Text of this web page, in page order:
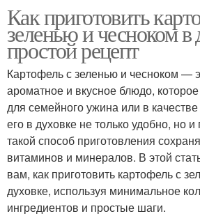
Как приготовить
зеленью и чесноком в
простой рецепт
Картофель с зеленью и чесноком —
ароматное и вкусное блюдо,
для семейного ужина или в
его в духовке не только удобно, но и
такой способ приготовления
витаминов и минералов. В этой
вам, как приготовить картофель с
духовке, используя минимальное
ингредиентов и простые шаги.